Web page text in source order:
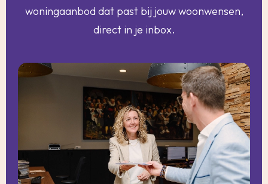
woningaanbod dat past bij jouw woonwensen,
direct in je inbox.